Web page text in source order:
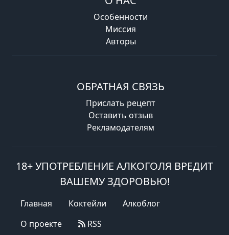
Особенности
Миссия
Авторы
ОБРАТНАЯ СВЯЗЬ
Прислать рецепт
Оставить отзыв
Рекламодателям
18+ УПОТРЕБЛЕНИЕ АЛКОГОЛЯ ВРЕДИТ
ВАШЕМУ ЗДОРОВЬЮ!
Главная Коктейли
Алкоблог
О проекте
RSS